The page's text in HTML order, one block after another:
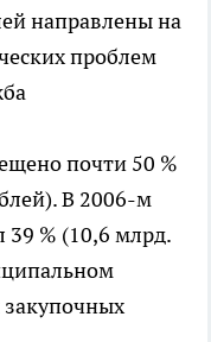
направлены на
проблем
почти 50 %
В 2006-м
39 % (10,6 млрд.
закупочных